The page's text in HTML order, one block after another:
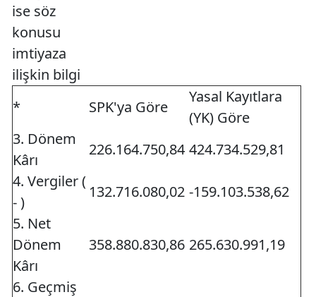
ise söz
konusu
imtiyaza
ilişkin bilgi
* SPK'ya Göre
Yasal Kayıtlara
(YK) Göre
3. Dönem
Kârı
226.164.750,84 424.734.529,81
4. Vergiler (
- )
132.716.080,02 -159.103.538,62
5. Net
Dönem
Kârı
358.880.830,86 265.630.991,19
6. Geçmiş